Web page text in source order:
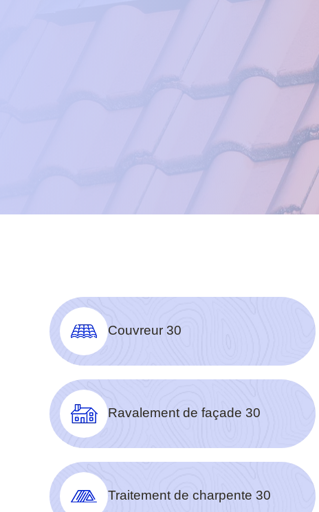
Couvreur 30
Ravalement de façade 30
Traitement de charpente 30